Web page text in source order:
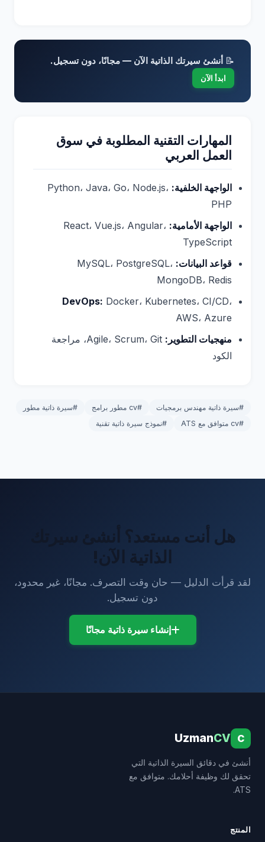
📝 أنشئ سيرتك الذاتية الآن — مجانًا، دون تسجيل.
ابدأ الآن
المهارات التقنية المطلوبة في سوق
العمل العربي
الواجهة الخلفية: Python، Java، Go، Node.js،
PHP
الواجهة الأمامية: React، Vue.js، Angular،
TypeScript
قواعد البيانات: MySQL، PostgreSQL،
MongoDB، Redis
DevOps: Docker، Kubernetes، CI/CD،
AWS، Azure
منهجيات التطوير:
Agile، Scrum، Git، مراجعة
الكود
#سيرة ذاتية مهندس برمجيات #cv مطور برامج
#سيرة ذاتية مطور
#cv متوافق مع ATS
#نموذج سيرة ذاتية تقنية
هل أنت مستعد؟ أنشئ سيرتك
الذاتية الآن!
لقد قرأت الدليل — حان وقت التصرف. مجانًا، غير محدود،
دون تسجيل.
إنشاء سيرة ذاتية مجانًا
C
UzmanCV
أنشئ في دقائق السيرة الذاتية التي
تحقق لك وظيفة أحلامك. متوافق مع
ATS.
المنتج